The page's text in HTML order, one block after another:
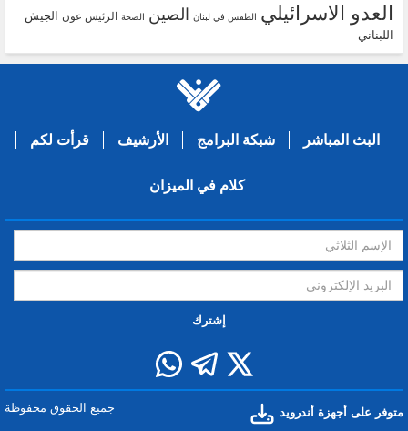
العدو الاسرائيلي الطقس في لبنان الصين الصحة الرئيس عون
الجيش
اللبناني
البث المباشر شبكة البرامج الأرشيف قرأت لكم
كلام في الميزان
إشترك
متوفر على أجهزة أندرويد جميع الحقوق محفوظة